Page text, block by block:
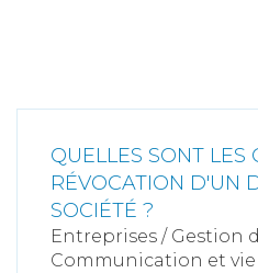
QUELLES SONT LES
RÉVOCATION D'UN
SOCIÉTÉ ?
Entreprises / Gestion
Communication et vie